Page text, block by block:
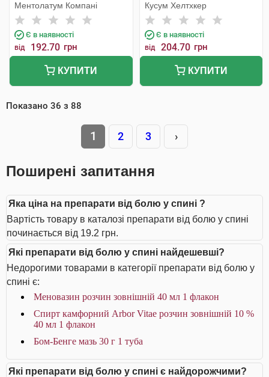
Ментолатум Компані
Є в наявності
від 192.70 грн
КУПИТИ
Кусум Хелтхкер
Є в наявності
від 204.70 грн
КУПИТИ
Показано 36 з 88
1 2 3 ›
Поширені запитання
Яка ціна на препарати від болю у спині ?
Вартість товару в каталозі препарати від болю у спині
починається від 19.2 грн.
Які препарати від болю у спині найдешевші?
Недорогими товарами в категорії препарати від болю у
спині є:
Меновазин розчин зовнішній 40 мл 1 флакон
Спирт камфорний Arbor Vitae розчин зовнішній 10 %
40 мл 1 флакон
Бом-Бенге мазь 30 г 1 туба
Які препарати від болю у спині є найдорожчими?